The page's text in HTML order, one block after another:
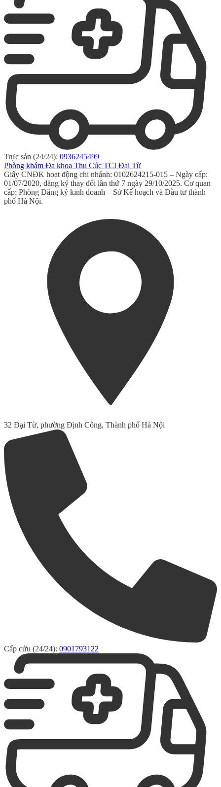
Trực sản (24/24): 0936245499
Phòng khám Đa khoa Thu Cúc TCI Đại Từ
Giấy CNĐK hoạt động chi nhánh: 0102624215-015 – Ngày cấp:
01/07/2020, đăng ký thay đổi lần thứ 7 ngày 29/10/2025. Cơ quan
cấp: Phòng Đăng ký kinh doanh – Sở Kế hoạch và Đầu tư thành
phố Hà Nội.
32 Đại Từ, phường Định Công, Thành phố Hà Nội
Cấp cứu (24/24): 0901793122